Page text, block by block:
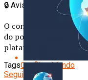
🔒 Aviso Importante
O conteúdo publicado
do post, não
plataforma.
TagsConflitosMundo
Seguinte